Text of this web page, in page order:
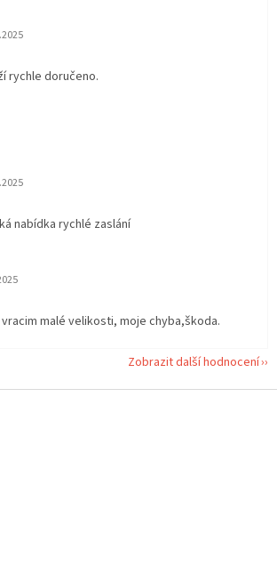
obchodu je 5 z 5 hvězdiček.
rychle doručeno.
obchodu je 5 z 5 hvězdiček.
nabídka rychlé zaslání
obchodu je 5 z 5 hvězdiček.
malé velikosti, moje chyba,škoda.
Zobrazit další hodnocení